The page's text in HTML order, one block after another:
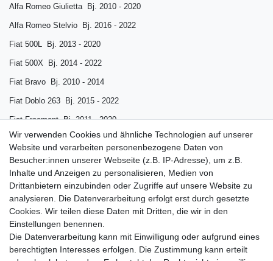
Alfa Romeo Giulietta Bj. 2010 - 2020
Alfa Romeo Stelvio Bj. 2016 - 2022
Fiat 500L Bj. 2013 - 2020
Fiat 500X Bj. 2014 - 2022
Fiat Bravo Bj. 2010 - 2014
Fiat Doblo 263 Bj. 2015 - 2022
Fiat Freemont Bj. 2011 - 2020
Fiat Tipo 356 Bj. 2015 - 2022
Jeep Compass Bj. 2020 - 2024
Jeep Renegade Bj. 2014 - 2022
Opel Insignia A Bj. 2009 - 2017
Vauxhall Insignia A Bj. 2009 - 2017
Wir verwenden Cookies und ähnliche Technologien auf unserer
Website und verarbeiten personenbezogene Daten von
Besucher:innen unserer Webseite (z.B. IP-Adresse), um z.B.
Inhalte und Anzeigen zu personalisieren, Medien von
Drittanbietern einzubinden oder Zugriffe auf unsere Website zu
analysieren. Die Datenverarbeitung erfolgt erst durch gesetzte
Cookies. Wir teilen diese Daten mit Dritten, die wir in den
Einstellungen benennen.
Die Datenverarbeitung kann mit Einwilligung oder aufgrund eines
berechtigten Interesses erfolgen. Die Zustimmung kann erteilt